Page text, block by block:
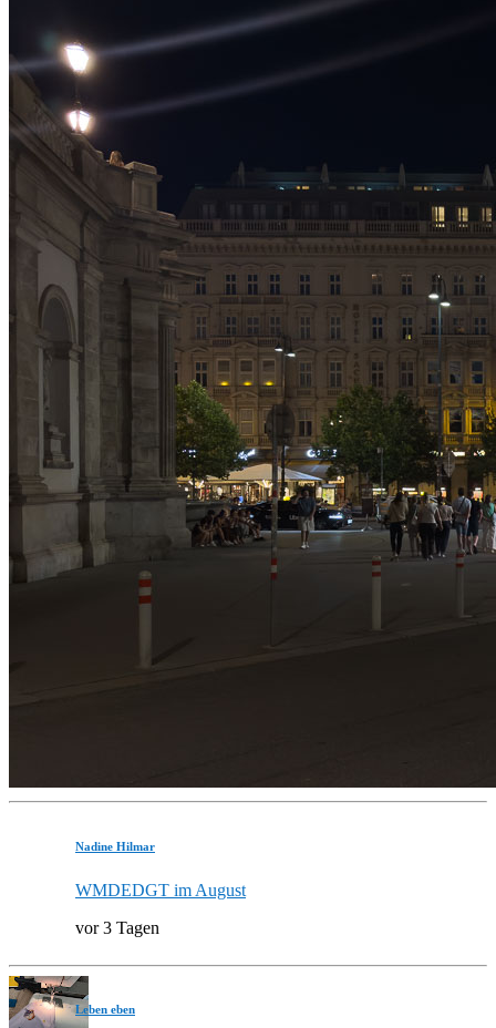
Nadine Hilmar
WMDEDGT im August
vor 3 Tagen
Leben eben